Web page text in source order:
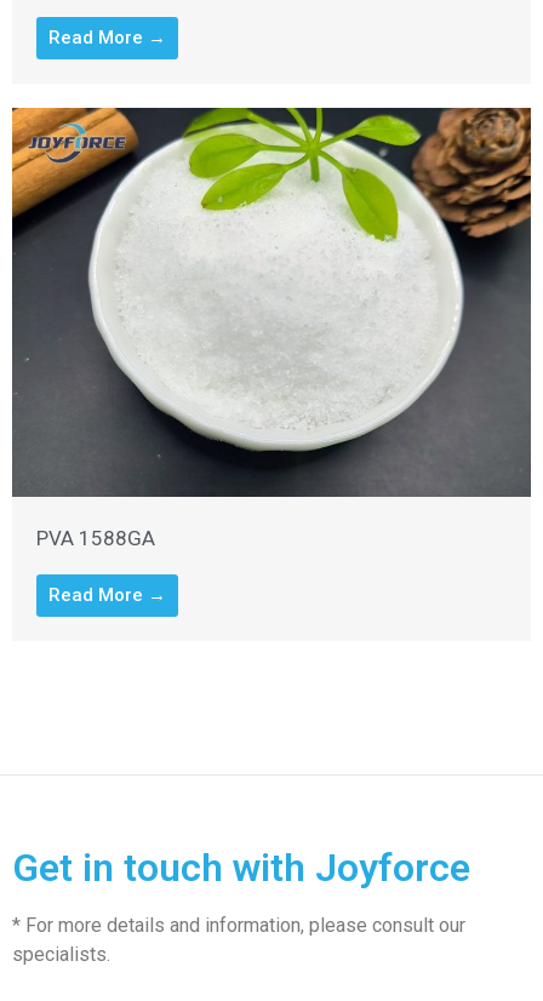
Read More →
PVA 1588GA
Read More →
Get in touch with Joyforce
* For more details and information, please consult our
specialists.